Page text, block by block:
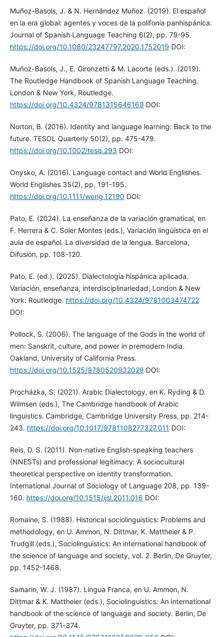
Muñoz-Basols, J. & N. Hernández Muñoz. (2019). El español
en la era global: agentes y voces de la polifonía panhispánica.
Journal of Spanish Language Teaching 6(2), pp. 79-95.
https://doi.org/10.1080/23247797.2020.1752019 DOI:
Muñoz-Basols, J., E. Gironzetti & M. Lacorte (eds.). (2019).
The Routledge Handbook of Spanish Language Teaching.
London & New York, Routledge.
https://doi.org/10.4324/9781315646169 DOI:
Norton, B. (2016). Identity and language learning: Back to the
future. TESOL Quarterly 50(2), pp. 475-479.
https://doi.org/10.1002/tesq.293 DOI:
Onysko, A. (2016). Language contact and World Englishes.
World Englishes 35(2), pp. 191-195.
https://doi.org/10.1111/weng.12190 DOI:
Pato, E. (2024). La enseñanza de la variación gramatical, en
F. Herrera & C. Soler Montes (eds.), Variación lingüística en el
aula de español. La diversidad de la lengua. Barcelona,
Difusión, pp. 108-120.
Pato, E. (ed.). (2025). Dialectología hispánica aplicada.
Variación, enseñanza, interdisciplinariedad, London & New
York: Routledge. https://doi.org/10.4324/9781003474722
DOI:
Pollock, S. (2006). The language of the Gods in the world of
men: Sanskrit, culture, and power in premodern India.
Oakland, University of California Press.
https://doi.org/10.1525/9780520932029 DOI:
Procházka, S. (2021). Arabic Dialectology, en K. Ryding & D.
Wilmsen (eds.), The Cambridge handbook of Arabic
linguistics. Cambridge, Cambridge University Press, pp. 214-
243. https://doi.org/10.1017/9781108277327.011 DOI:
Reis, D. S. (2011). Non-native English-speaking teachers
(NNESTs) and professional legitimacy: A sociocultural
theoretical perspective on identity transformation.
International Journal of Sociology of Language 208, pp. 139-
160. https://doi.org/10.1515/ijsl.2011.016 DOI:
Romaine, S. (1988). Historical sociolinguistics: Problems and
methodology, en U. Ammon, N. Dittmar, K. Mattheier & P.
Trudgill (eds.), Sociolinguistics: An international handbook of
the science of language and society, vol. 2. Berlin, De Gruyter,
pp. 1452-1468.
Samarin, W. J. (1987). Lingua Franca, en U. Ammon, N.
Dittmar & K. Mattheier (eds.), Sociolinguistics: An international
handbook of the science of language and society. Berlin, De
Gruyter, pp. 371-374.